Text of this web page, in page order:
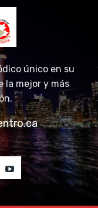
único en su
la mejor y más